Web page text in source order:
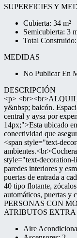
SUPERFICIES Y
Cubierta: 34 m²
Semicubierta: 3
Total
MEDIDAS
No Publicar En
DESCRIPCIÓN
<p>
y&nbsp; balcón.
central y aysa por
14px;">Esta ubicado
conectividad que
<span style="text-
style="text-decoration-
paredes interiores y
puertas de entrada a
40 tipo flotante,
automáticos, puertas
PERSONAS CON
ATRIBUTOS EXTRA
Aire